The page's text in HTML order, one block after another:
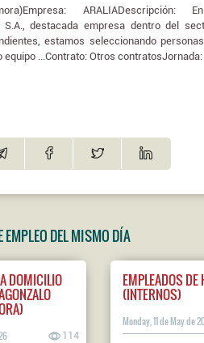
ARALIADescripción:
S.A., destacada empresa dentro del
estamos seleccionando
equipo ...Contrato: Otros
EMPLEO DEL MISMO DÍA
DOMICILIO
114
EMPLEADOS DE
(INTERNOS)
Monday, 11 de May de